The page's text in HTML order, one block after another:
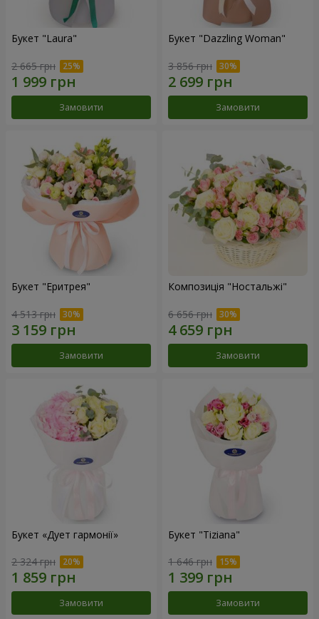
Букет "Laura"
2 665 грн
Замовити
Букет "Dazzling Woman"
3 856 грн
Замовити
Букет "Еритрея"
4 513 грн
Замовити
Композиція "Ностальжі"
6 656 грн
Замовити
Букет «Дует гармонії»
2 324 грн
Замовити
Букет "Tiziana"
1 646 грн
Замовити